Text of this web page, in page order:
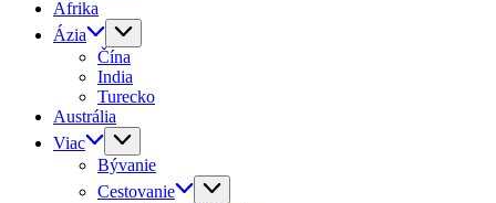
Afrika
Ázia
Čína
India
Turecko
Austrália
Viac
Bývanie
Cestovanie